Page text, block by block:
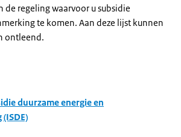
de regeling waarvoor u subsidie
te komen. Aan deze lijst kunnen
ontleend.
duurzame energie en